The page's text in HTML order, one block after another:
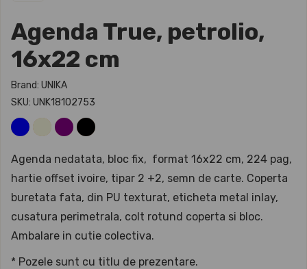
Agenda True, petrolio,
16x22 cm
Brand: UNIKA
SKU: UNK18102753
Agenda nedatata, bloc fix, format 16x22 cm, 224 pag,
hartie offset ivoire, tipar 2 +2, semn de carte. Coperta
buretata fata, din PU texturat, eticheta metal inlay,
cusatura perimetrala, colt rotund coperta si bloc.
Ambalare in cutie colectiva.
* Pozele sunt cu titlu de prezentare.